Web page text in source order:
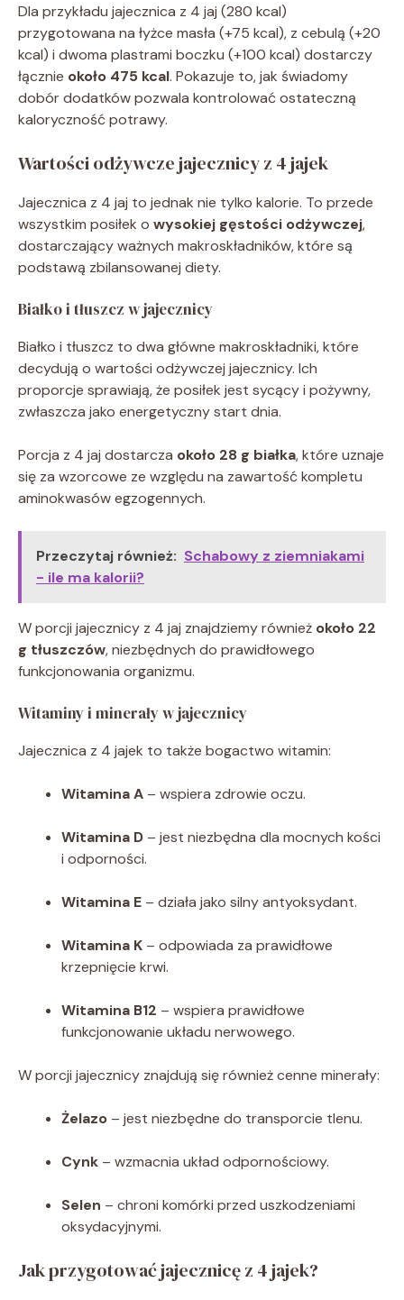
Dla przykładu jajecznica z 4 jaj (280 kcal)
przygotowana na łyżce masła (+75 kcal), z cebulą (+20
kcal) i dwoma plastrami boczku (+100 kcal) dostarczy
łącznie około 475 kcal. Pokazuje to, jak świadomy
dobór dodatków pozwala kontrolować ostateczną
kaloryczność potrawy.
Wartości odżywcze jajecznicy z 4 jajek
Jajecznica z 4 jaj to jednak nie tylko kalorie. To przede
wszystkim posiłek o wysokiej gęstości odżywczej,
dostarczający ważnych makroskładników, które są
podstawą zbilansowanej diety.
Białko i tłuszcz w jajecznicy
Białko i tłuszcz to dwa główne makroskładniki, które
decydują o wartości odżywczej jajecznicy. Ich
proporcje sprawiają, że posiłek jest sycący i pożywny,
zwłaszcza jako energetyczny start dnia.
Porcja z 4 jaj dostarcza około 28 g białka, które uznaje
się za wzorcowe ze względu na zawartość kompletu
aminokwasów egzogennych.
Przeczytaj również: Schabowy z ziemniakami
- ile ma kalorii?
W porcji jajecznicy z 4 jaj znajdziemy również około 22
g tłuszczów, niezbędnych do prawidłowego
funkcjonowania organizmu.
Witaminy i minerały w jajecznicy
Jajecznica z 4 jajek to także bogactwo witamin:
Witamina A – wspiera zdrowie oczu.
Witamina D – jest niezbędna dla mocnych kości
i odporności.
Witamina E – działa jako silny antyoksydant.
Witamina K – odpowiada za prawidłowe
krzepnięcie krwi.
Witamina B12 – wspiera prawidłowe
funkcjonowanie układu nerwowego.
W porcji jajecznicy znajdują się również cenne minerały:
Żelazo – jest niezbędne do transporcie tlenu.
Cynk – wzmacnia układ odpornościowy.
Selen – chroni komórki przed uszkodzeniami
oksydacyjnymi.
Jak przygotować jajecznicę z 4 jajek?